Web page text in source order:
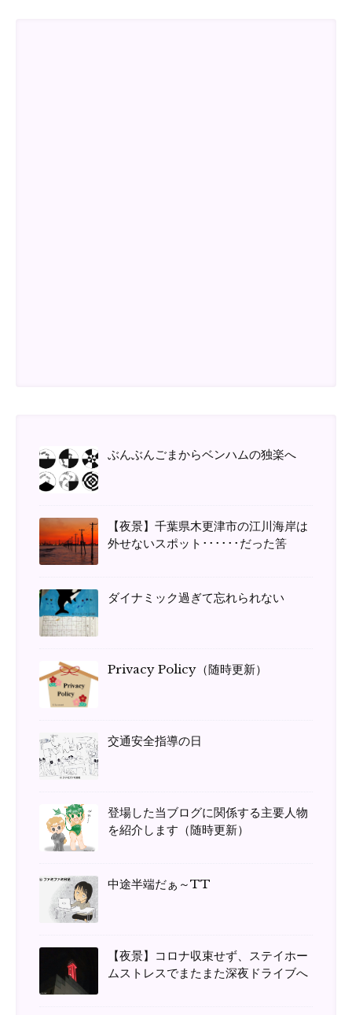
ぶんぶんごまからベンハムの独楽へ
【夜景】千葉県木更津市の江川海岸は
外せないスポット･･････だった筈
ダイナミック過ぎて忘れられない
Privacy Policy（随時更新）
交通安全指導の日
登場した当ブログに関係する主要人物
を紹介します（随時更新）
中途半端だぁ～TT
【夜景】コロナ収束せず、ステイホー
ムストレスでまたまた深夜ドライブへ